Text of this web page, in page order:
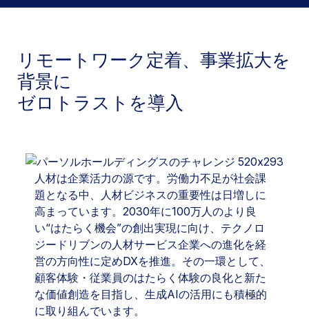
リモートワーク定着、事業拡大を
背景に
ゼロトラストを導入
人材は企業活力の源です。労働力不足が社会課
題となる中、人材ビジネスの重要性は日増しに
高まっています。2030年に100万人のより良
い“はたらく機会”の創出実現に向け、テクノロ
ジードリブンの人材サービス企業への進化を経
営の方向性に定めDXを推進。その一環として、
顧客体験・従業員のはたらく体験の良化と新た
な価値創造を目指し、生成AIの活用にも積極的
に取り組んでいます。